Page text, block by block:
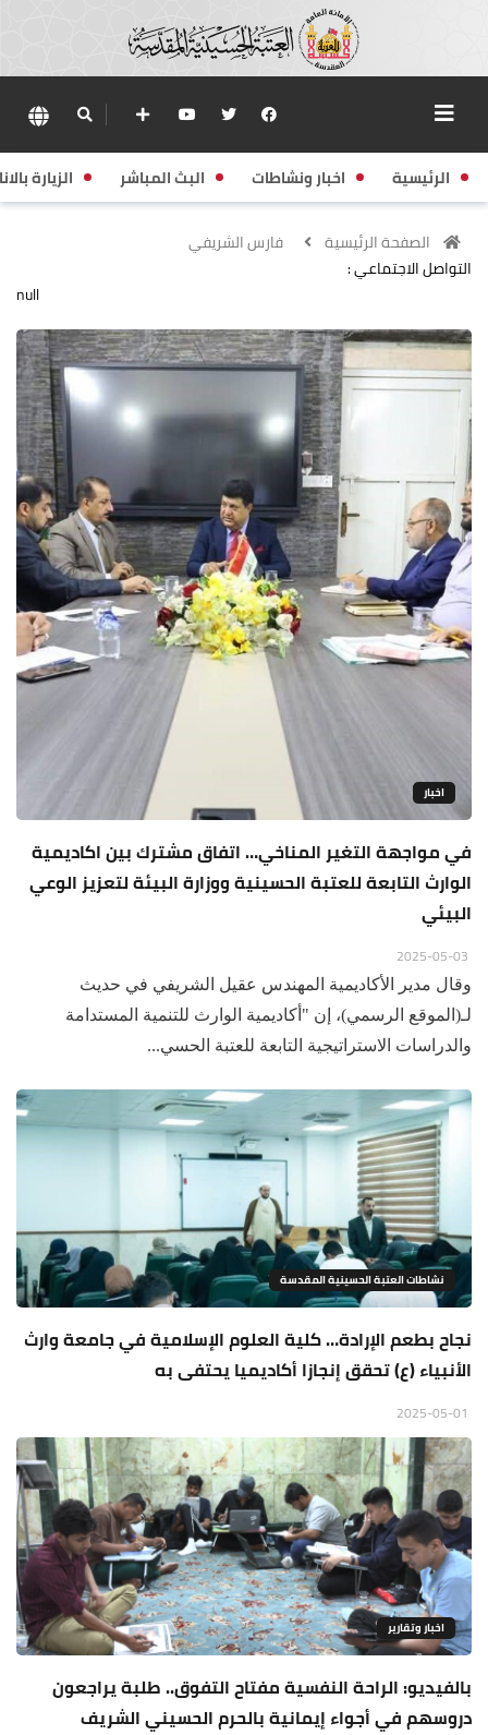
الرئيسية اخبار ونشاطات البث المباشر الزيارة
الصفحة الرئيسية
فارس الشريفي
التواصل الاجتماعي :
null
اخبار
في مواجهة التغير المناخي… اتفاق مشترك بين اكاديمية
الوارث التابعة للعتبة الحسينية ووزارة البيئة لتعزيز الوعي
البيئي
وقال مدير الأكاديمية المهندس عقيل الشريفي في حديث
لـ(الموقع الرسمي)، إن "أكاديمية الوارث للتنمية المستدامة
والدراسات الاستراتيجية التابعة للعتبة الحسي...
نشاطات العتبة الحسينية المقدسة
نجاح بطعم الإرادة… كلية العلوم الإسلامية في جامعة وارث
الأنبياء (ع) تحقق إنجازا أكاديميا يحتفى به
اخبار وتقارير
بالفيديو: الراحة النفسية مفتاح التفوق.. طلبة يراجعون
دروسهم في أجواء إيمانية بالحرم الحسيني الشريف